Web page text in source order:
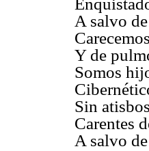
A salvo
Y de
Somos
Sin
Carentes
A salvo